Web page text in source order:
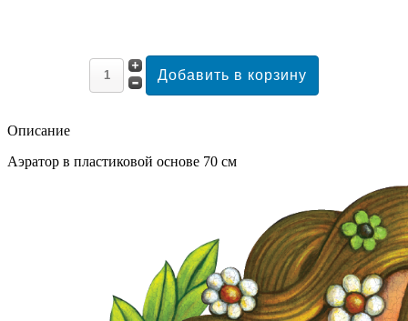
Описание
Аэратор в пластиковой основе 70 см